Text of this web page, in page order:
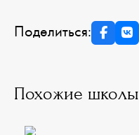
Поделиться:
Похожие школы